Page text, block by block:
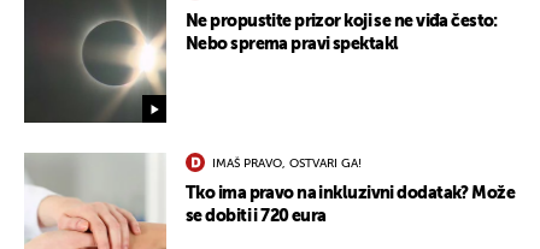
Ne propustite prizor koji se ne viđa često:
Nebo sprema pravi spektakl
IMAŠ PRAVO, OSTVARI GA!
Tko ima pravo na inkluzivni dodatak? Može
se dobiti i 720 eura